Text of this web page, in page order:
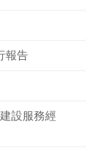
報告
設服務經